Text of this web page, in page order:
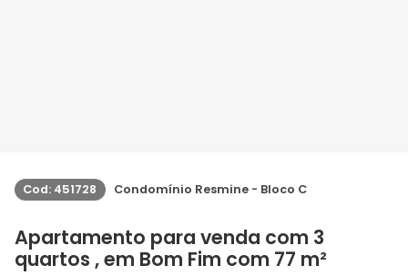
Cod: 451728 Condomínio Resmine - Bloco C
Apartamento para venda com 3
quartos , em Bom Fim com 77 m²